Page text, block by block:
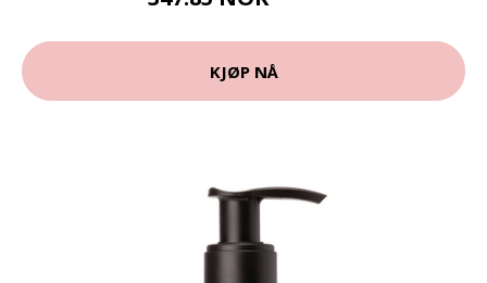
KJØP NÅ